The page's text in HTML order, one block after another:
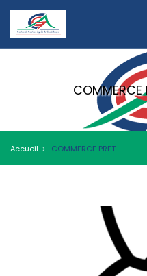
COMMERCE
Accueil COMMERCE PRET A PORTER